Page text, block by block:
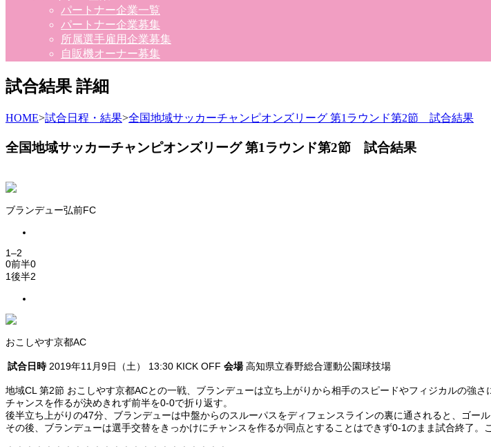
パートナー企業一覧
パートナー企業募集
所属選手雇用企業募集
自販機オーナー募集
試合結果 詳細
HOME>試合日程・結果>全国地域サッカーチャンピオンズリーグ 第1ラウンド第2節 試合結果
全国地域サッカーチャンピオンズリーグ 第1ラウンド第2節 試合結果
ブランデュー弘前FC
1–2
0前半0
1後半2
おこしやす京都AC
試合日時 2019年11月9日（土） 13:30 KICK OFF 会場 高知県立春野総合運動公園球技場
地域CL 第2節 おこしやす京都ACとの一戦、ブランデューは立ち上がりから相手のスピードやフィジカルの強
チャンスを作るが決めきれず前半を0-0で折り返す。
後半立ち上がりの47分、ブランデューは中盤からのスルーパスをディフェンスラインの裏に通されると、ゴール
その後、ブランデューは選手交替をきっかけにチャンスを作るが同点とすることはできず0-1のまま試合終了。